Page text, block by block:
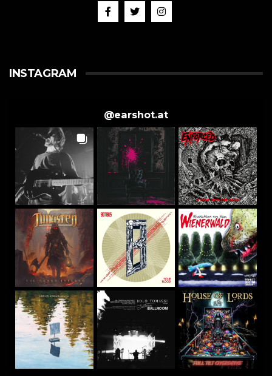
INSTAGRAM
@earshot.at